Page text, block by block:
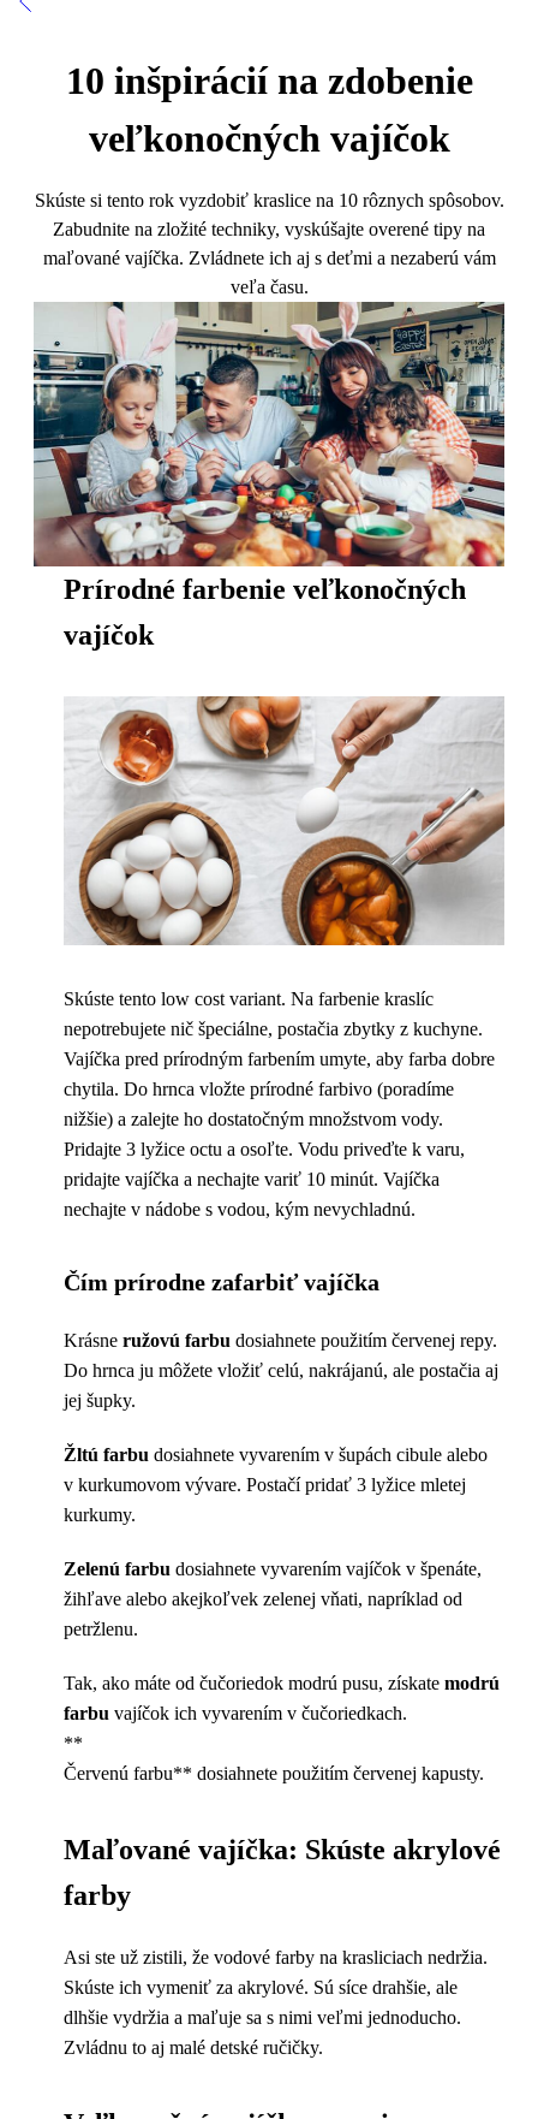
10 inšpirácií na zdobenie
veľkonočných vajíčok
Skúste si tento rok vyzdobiť kraslice na 10 rôznych spôsobov.
Zabudnite na zložité techniky, vyskúšajte overené tipy na
maľované vajíčka. Zvládnete ich aj s deťmi a nezaberú vám
veľa času.
Prírodné farbenie veľkonočných
vajíčok
Skúste tento low cost variant. Na farbenie kraslíc
nepotrebujete nič špeciálne, postačia zbytky z kuchyne.
Vajíčka pred prírodným farbením umyte, aby farba dobre
chytila. Do hrnca vložte prírodné farbivo (poradíme
nižšie) a zalejte ho dostatočným množstvom vody.
Pridajte 3 lyžice octu a osoľte. Vodu priveďte k varu,
pridajte vajíčka a nechajte variť 10 minút. Vajíčka
nechajte v nádobe s vodou, kým nevychladnú.
Čím prírodne zafarbiť vajíčka
Krásne ružovú farbu dosiahnete použitím červenej repy.
Do hrnca ju môžete vložiť celú, nakrájanú, ale postačia aj
jej šupky.
Žltú farbu dosiahnete vyvarením v šupách cibule alebo
v kurkumovom vývare. Postačí pridať 3 lyžice mletej
kurkumy.
Zelenú farbu dosiahnete vyvarením vajíčok v špenáte,
žihľave alebo akejkoľvek zelenej vňati, napríklad od
petržlenu.
Tak, ako máte od čučoriedok modrú pusu, získate modrú
farbu vajíčok ich vyvarením v čučoriedkach.
**
Červenú farbu** dosiahnete použitím červenej kapusty.
Maľované vajíčka: Skúste akrylové
farby
Asi ste už zistili, že vodové farby na krasliciach nedržia.
Skúste ich vymeniť za akrylové. Sú síce drahšie, ale
dlhšie vydržia a maľuje sa s nimi veľmi jednoducho.
Zvládnu to aj malé detské ručičky.